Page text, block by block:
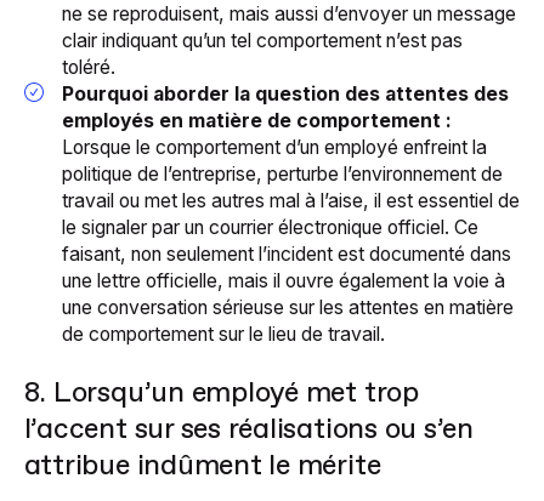
ne se reproduisent, mais aussi d’envoyer un message
clair indiquant qu’un tel comportement n’est pas
toléré.
Pourquoi aborder la question des attentes des
employés en matière de comportement :
Lorsque le comportement d’un employé enfreint la
politique de l’entreprise, perturbe l’environnement de
travail ou met les autres mal à l’aise, il est essentiel de
le signaler par un courrier électronique officiel. Ce
faisant, non seulement l’incident est documenté dans
une lettre officielle, mais il ouvre également la voie à
une conversation sérieuse sur les attentes en matière
de comportement sur le lieu de travail.
8. Lorsqu’un employé met trop
l’accent sur ses réalisations ou s’en
attribue indûment le mérite